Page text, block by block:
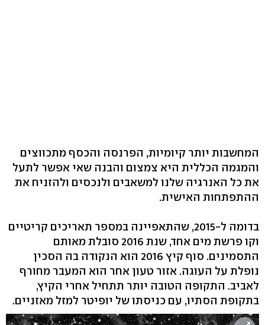
המחשבות יותר קיומיות, הפרנסה והכסף מתכווצים
והמגמה הכללית היא צמצום והבנה שאי אפשר לתעל
את כל האנרגיה שלנו למשאבים ולנכסים ולהזניח את
ההתפתחות האישית.
בדומה ל-2015, שהתאפיינה במספר תאריכים קריטיים
וקו פרשת מים אחד, שנת 2016 סובלת מאותם
התסמינים. סוף קיץ 2016 הוא הנקודה בה הסכין
נופלת על העוגה. אזור טעון אחר הוא המעבר מחורף
לאביב. התקופה הטובה יותר תתחיל אחרי הקיץ,
בתקופת הסתיו, עם כניסתו של יופיטר למזל מאזניים.